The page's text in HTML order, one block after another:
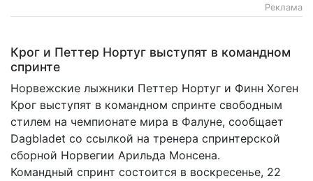
Реклама
Крог и Петтер Нортуг выступят в командном
спринте
Норвежские лыжники Петтер Нортуг и Финн Хоген
Крог выступят в командном спринте свободным
стилем на чемпионате мира в Фалуне, сообщает
Dagbladet со ссылкой на тренера спринтерской
сборной Норвегии Арильда Монсена.
Командный спринт состоится в воскресенье, 22